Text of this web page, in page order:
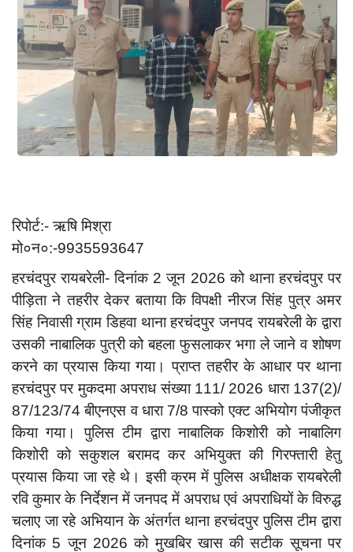
App verify
समस्या
Covid-19
अपराध
राजनीति
साक्षात्कार
सामाजिक
खेल
latest
प्रशासनिक
दुर्घटना
editors-pick
other
Login
Register
रिपोर्ट:- ऋषि मिश्रा
मो०न०:-9935593647
हरचंदपुर रायबरेली- दिनांक 2 जून 2026 को थाना हरचंदपुर पर
पीड़िता ने तहरीर देकर बताया कि विपक्षी नीरज सिंह पुत्र अमर
सिंह निवासी ग्राम डिहवा थाना हरचंदपुर जनपद रायबरेली के द्वारा
उसकी नाबालिक पुत्री को बहला फुसलाकर भगा ले जाने व शोषण
करने का प्रयास किया गया। प्राप्त तहरीर के आधार पर थाना
हरचंदपुर पर मुकदमा अपराध संख्या 111/ 2026 धारा 137(2)/
87/123/74 बीएनएस व धारा 7/8 पास्को एक्ट अभियोग पंजीकृत
किया गया। पुलिस टीम द्वारा नाबालिक किशोरी को नाबालिग
किशोरी को सकुशल बरामद कर अभियुक्त की गिरफ्तारी हेतु
प्रयास किया जा रहे थे। इसी क्रम में पुलिस अधीक्षक रायबरेली
रवि कुमार के निर्देशन में जनपद में अपराध एवं अपराधियों के विरुद्ध
चलाए जा रहे अभियान के अंतर्गत थाना हरचंदपुर पुलिस टीम द्वारा
दिनांक 5 जून 2026 को मुखबिर खास की सटीक सूचना पर